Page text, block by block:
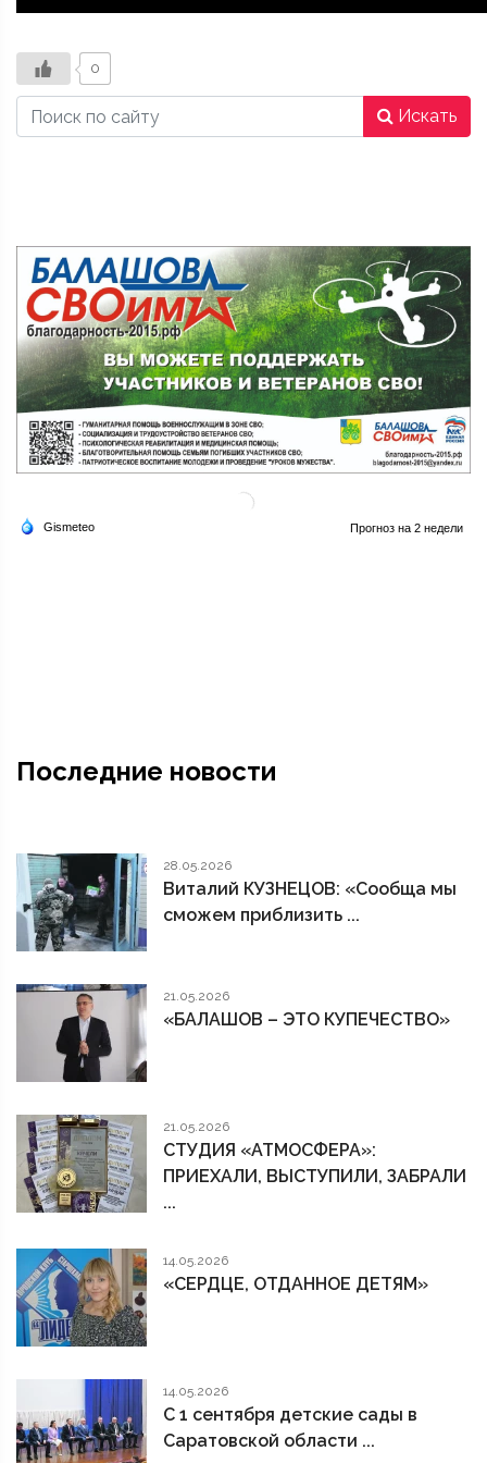
0
Искать
Последние новости
28.05.2026
Виталий КУЗНЕЦОВ: «Сообща мы
сможем приблизить ...
21.05.2026
«БАЛАШОВ – ЭТО КУПЕЧЕСТВО»
21.05.2026
СТУДИЯ «АТМОСФЕРА»:
ПРИЕХАЛИ, ВЫСТУПИЛИ, ЗАБРАЛИ
...
14.05.2026
«СЕРДЦЕ, ОТДАННОЕ ДЕТЯМ»
14.05.2026
С 1 сентября детские сады в
Саратовской области ...